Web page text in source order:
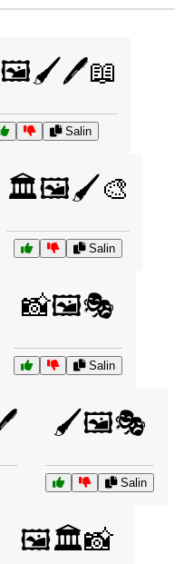
Salin
🏛️🖼️🖌️🎨
Salin
📸🖼️🎭
Salin
🖌️🖼️🎭
Salin
🖼️🏛️📸